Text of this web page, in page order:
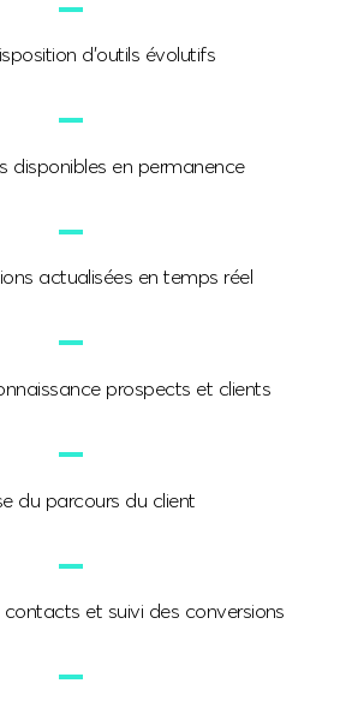
d’outils évolutifs
disponibles en permanence
actualisées en temps réel
prospects et clients
du parcours du client
et suivi des conversions